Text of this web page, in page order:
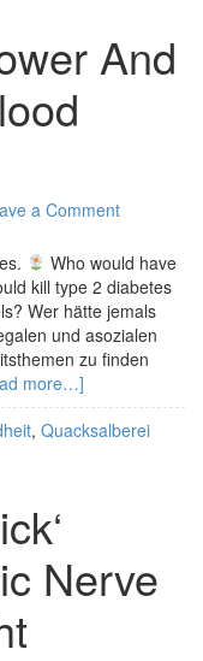
And
a Comment
Who would have
kill type 2 diabetes
Wer hätte jemals
und asozialen
zu finden
more…]
, Quacksalberei
Nerve